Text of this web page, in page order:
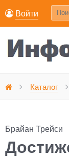
Войти
Каталог
Брайан Трейси